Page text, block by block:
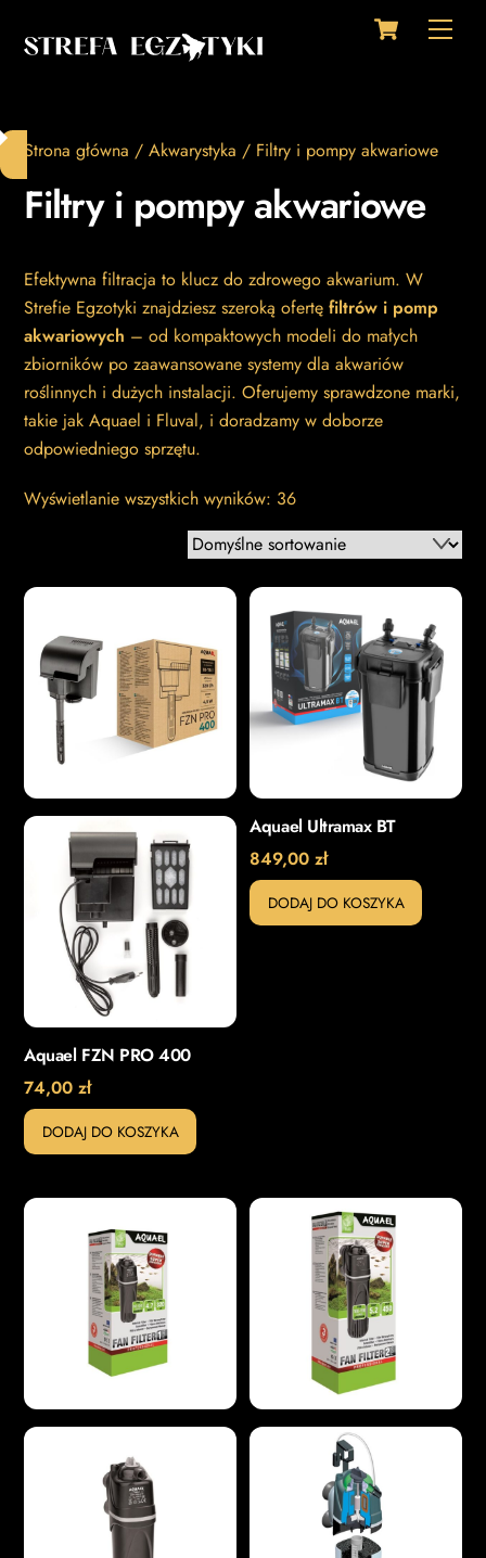
Cart
Strona główna /Akwarystyka / Filtry i pompy akwariowe
Filtry i pompy akwariowe
Efektywna filtracja to klucz do zdrowego akwarium. W
Strefie Egzotyki znajdziesz szeroką ofertęfiltrów i pomp
akwariowych – od kompaktowych modeli do małych
zbiorników po zaawansowane systemy dla akwariów
roślinnych i dużych instalacji. Oferujemy sprawdzone marki,
takie jak Aquael i Fluval, i doradzamy w doborze
odpowiedniego sprzętu.
Wyświetlanie wszystkich wyników: 36
Aquael FZN PRO 400
74,00zł
DODAJ DO KOSZYKA
Aquael Ultramax BT
849,00zł
DODAJ DO KOSZYKA